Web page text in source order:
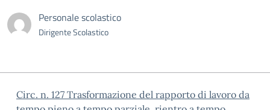
Personale scolastico
Dirigente Scolastico
Circ. n. 127 Trasformazione del rapporto di lavoro da